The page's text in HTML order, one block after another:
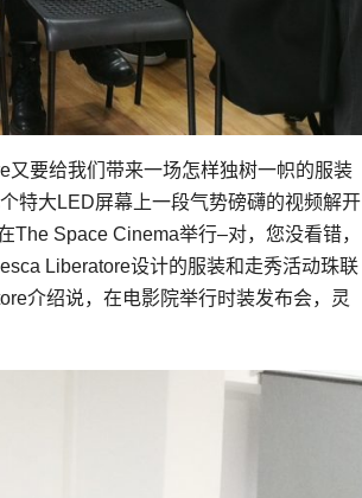
要给我们带来一场怎样独树一帜的服装
特大LED屏幕上一段气势磅礴的视频解开
Space Cinema举行–对，您没看错，
Liberatore设计的服装和走秀活动珠联
介绍说，在电影院举行时装发布会，灵